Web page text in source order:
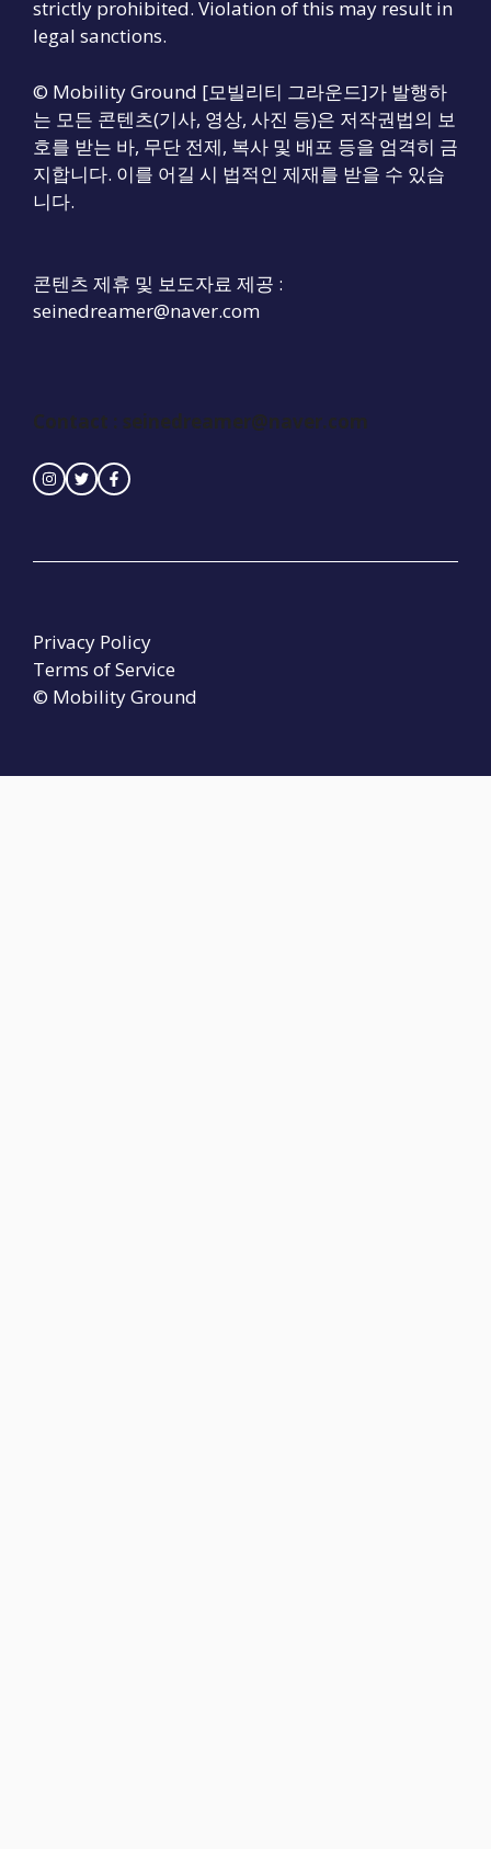
strictly prohibited. Violation of this may result in
legal sanctions.
© Mobility Ground [모빌리티 그라운드]가 발행하
는 모든 콘텐츠(기사, 영상, 사진 등)은 저작권법의 보
호를 받는 바, 무단 전제, 복사 및 배포 등을 엄격히 금
지합니다. 이를 어길 시 법적인 제재를 받을 수 있습
니다.
콘텐츠 제휴 및 보도자료 제공 :
seinedreamer@naver.com
Contact : seinedreamer@naver.com
© Mobility Ground
Privacy Policy
Terms of Service